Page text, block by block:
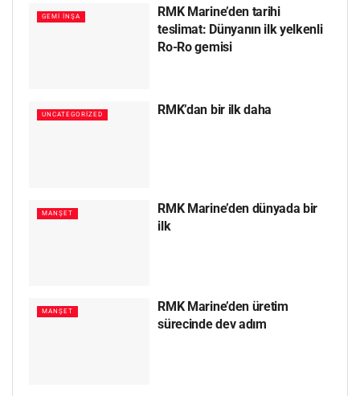
GEMI İNŞA
RMK Marine’den tarihi
teslimat: Dünyanın ilk yelkenli
Ro-Ro gemisi
UNCATEGORIZED RMK’dan bir ilk daha
MANŞET
RMK Marine’den dünyada bir
ilk
MANŞET
RMK Marine’den üretim
sürecinde dev adım